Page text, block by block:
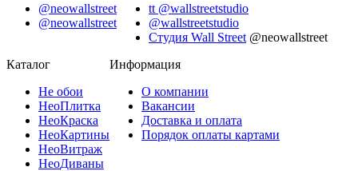
@neowallstreet
@neowallstreet
tt @wallstreetstudio
@wallstreetstudio
Студия Wall Street @neowallstreet
Каталог
Не обои
НеоПлитка
НеоКраска
НеоКартины
НеоВитраж
НеоДиваны
Информация
О компании
Вакансии
Доставка и оплата
Порядок оплаты картами